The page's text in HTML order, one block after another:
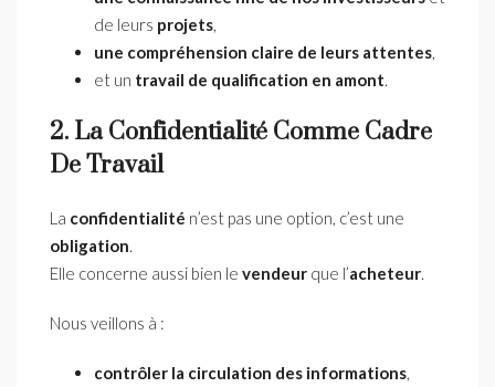
de leurs projets
une compréhension claire de leurs attentes
et un travail de qualification en amont
2. La Confidentialité Comme Cadre
De Travail
La confidentialité n’est pas une option, c’est une
obligation
Elle concerne aussi bien le vendeur que l’acheteur
Nous veillons à :
contrôler la circulation des informations